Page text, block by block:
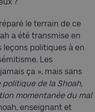
le terrain de ce
a été transmise en
leçons politiques à en
Les
ça », mais sans
de la Shoah,
momentanée du mal
enseignant et